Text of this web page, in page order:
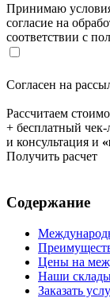
Принимаю
согласие на
соответствии с
Согласен на
Рассчитаем
+ бесплатный чек-
и консультация и
Получить расчет
Содержание
Цены на
Наши
Заказать